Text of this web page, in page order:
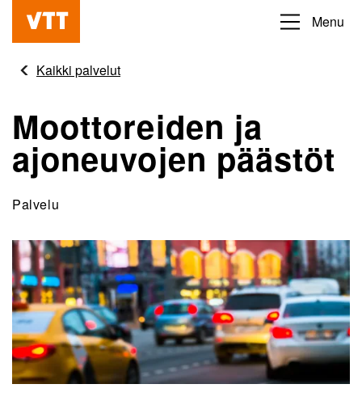
Hyppää
pääsisältöön
Beyond
obvious
Menu
Kaikki palvelut
Moottoreiden ja
ajoneuvojen päästöt
Palvelu